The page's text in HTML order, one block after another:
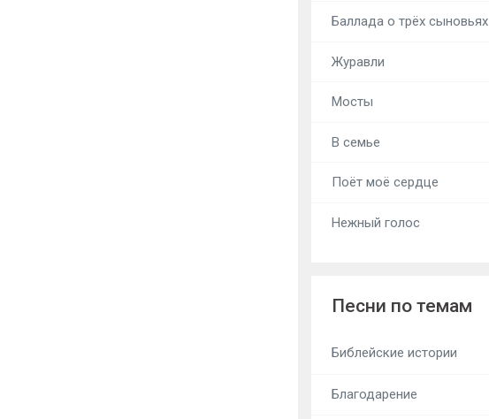
Баллада о трёх сыновьях
Журавли
Мосты
В семье
Поёт моё сердце
Нежный голос
Песни по темам
Библейские истории
Благодарение